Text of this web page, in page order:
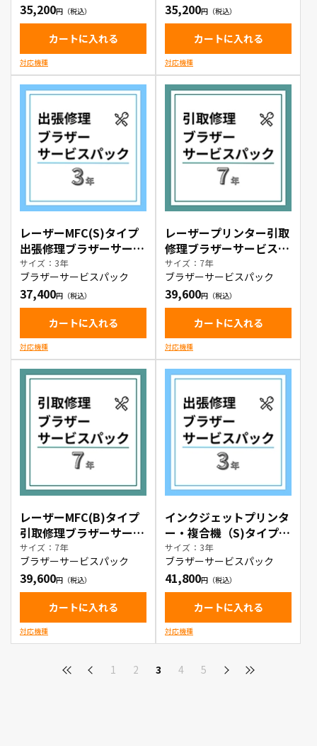
35,200
カートに入れる
対応機種
35,200
カートに入れる
対応機種
レーザーMFC(S)タイプ
出張修理ブラザーサービ
スパック3年
サイズ：3年
ブラザーサービスパック
37,400
カートに入れる
対応機種
レーザープリンター引取
修理ブラザーサービスパ
ック7年
サイズ：7年
ブラザーサービスパック
39,600
カートに入れる
対応機種
レーザーMFC(B)タイプ
引取修理ブラザーサービ
スパック7年
サイズ：7年
ブラザーサービスパック
39,600
カートに入れる
対応機種
インクジェットプリンタ
ー・複合機（S)タイプ
出張修理ブラザーサービ
スパック3年
サイズ：3年
ブラザーサービスパック
41,800
カートに入れる
対応機種
1 2 3 4 5